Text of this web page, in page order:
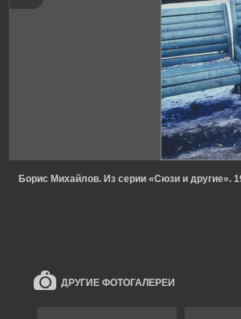
Борис Михайлов. Из серии «Сюзи и другие».
ДРУГИЕ ФОТОГАЛЕРЕИ